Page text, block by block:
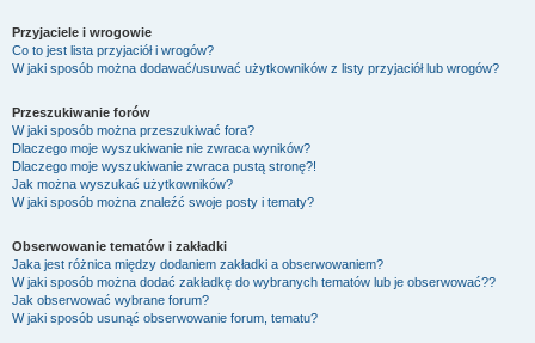
Przyjaciele i wrogowie
Co to jest lista przyjaciół i wrogów?
W jaki sposób można dodawać/usuwać użytkowników z listy przyjaciół lub wrogów?
Przeszukiwanie forów
W jaki sposób można przeszukiwać fora?
Dlaczego moje wyszukiwanie nie zwraca wyników?
Dlaczego moje wyszukiwanie zwraca pustą stronę?!
Jak można wyszukać użytkowników?
W jaki sposób można znaleźć swoje posty i tematy?
Obserwowanie tematów i zakładki
Jaka jest różnica między dodaniem zakładki a obserwowaniem?
W jaki sposób można dodać zakładkę do wybranych tematów lub je obserwować??
Jak obserwować wybrane forum?
W jaki sposób usunąć obserwowanie forum, tematu?